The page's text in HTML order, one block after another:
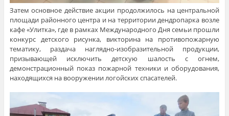
Затем основное действие акции продолжилось на центральной
площади районного центра и на территории дендропарка возле
кафе «Улитка», где в рамках Международного Дня семьи прошли
конкурс детского рисунка, викторина на противопожарную
тематику, раздача наглядно-изобразительной продукции,
призывающей исключить детскую шалость с огнем,
демонстрационный показ пожарной техники и оборудования,
находящихся на вооружении логойских спасателей.